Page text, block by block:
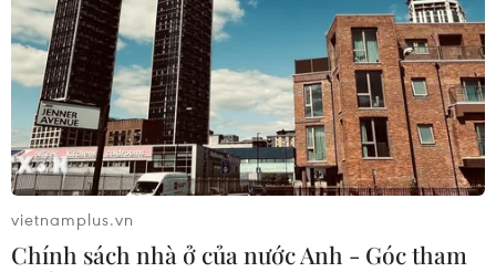
vietnamplus.vn
Chính sách nhà ở của nước Anh - Góc tham